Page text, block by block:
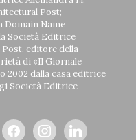
Post;
Domain Name
Società Editrice
Post, editore della
di «Il Giornale
2002 dalla casa editrice
Società Editrice
facebookinstagramlinkedin